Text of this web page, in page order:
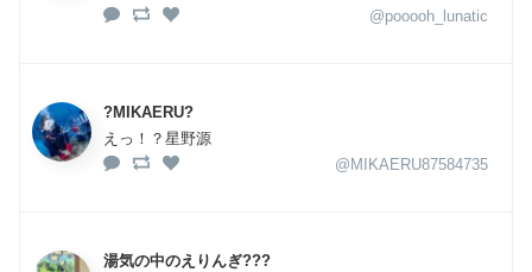
@pooooh_lunatic
?MIKAERU?
えっ！？星野源
@MIKAERU87584735
湯気の中のえりんぎ???